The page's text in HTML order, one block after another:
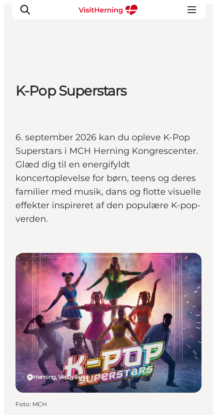
Det sker
Spis, drik og shop
Find vej
Sov godt
Book overnatning
K-Pop Superstars
6. september 2026 kan du opleve K-Pop
Superstars i MCH Herning Kongrescenter.
Glæd dig til en energifyldt
koncertoplevelse for børn, teens og deres
familier med musik, dans og flotte visuelle
effekter inspireret af den populære K-pop-
verden.
Herning, Vestjylland
Det sker
Foto: MCH